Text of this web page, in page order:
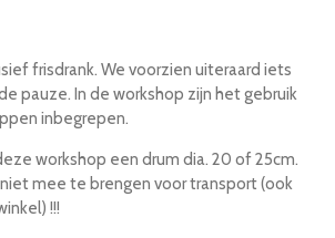
frisdrank. We voorzien uiteraard iets
pauze. In de workshop zijn het gebruik
inbegrepen.
workshop een drum dia. 20 of 25cm.
mee te brengen voor transport (ook
!!!